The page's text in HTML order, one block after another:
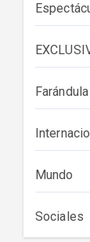
Farándula
Mundo
Sociales